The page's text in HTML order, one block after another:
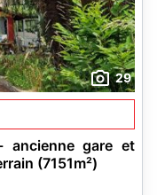
29
gare et
(7151m²)